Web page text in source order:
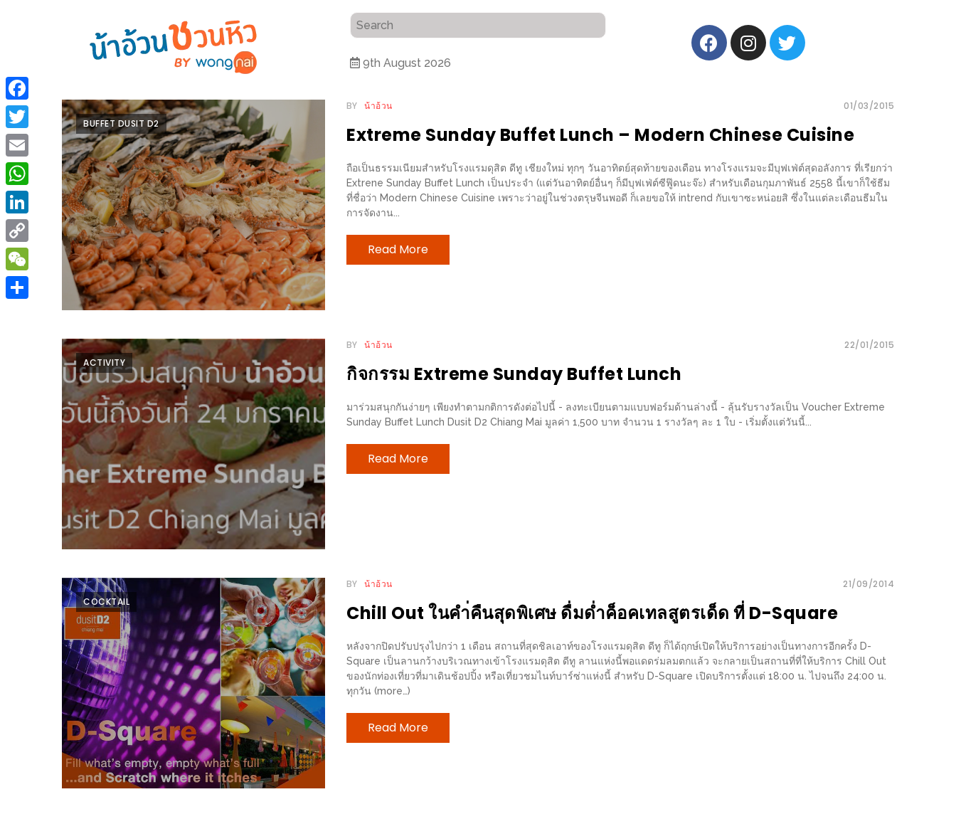
9th August 2026
อาหาร
แนะนำ
เลือก
ร้าน
อาหาร
ที่
ต้องการ
ติดต่อ
น้า
อ้วน
WONGNAI.COM
นโยบาย
ความ
เป็น
ส่วน
ตัว
แสน”
[PR]
อิ่ม
รับ
โชค
ที่
โรงแรม
ศิริ
ปัน
นาฯ
เชียงใหม่
#มา
เดิน
เล่น
กัน
มั้ย
ใน
ฐานะ
อะไร
ก็ได้
…
งาน
ที่
ครบ
ครั้ง
ช้อป
ชิ
ลล์
ชิม
ที่
HIMMA
MARKET
FESTIVAL
BUFFET DUSIT D2
BY น้าอ้วน 01/03/2015
Extreme Sunday Buffet Lunch – Modern Chinese Cuisine
ถือเป็นธรรมเนียมสำหรับโรงแรมดุสิต ดีทู เชียงใหม่ ทุกๆ วันอาทิตย์สุดท้ายของเดือน ทางโรงแรมจะมีบุฟเฟ่ต์สุดอลังการ ที่เรียกว่า
Extrene Sunday Buffet Lunch เป็นประจำ (แต่วันอาทิตย์อื่นๆ ก็มีบุฟเฟ่ต์ซีฟู๊ดนะจ๊ะ) สำหรับเดือนกุมภาพันธ์ 2558 นี้เขาก็ใช้ธีม
ที่ชื่อว่า Modern Chinese Cuisine เพราะว่าอยู่ในช่วงตรุษจีนพอดี ก็เลยขอให้ intrend กับเขาซะหน่อยสิ ซึ่งในแต่ละเดือนธีมใน
การจัดงาน...
Read More
ACTIVITY
BY น้าอ้วน 22/01/2015
กิจกรรม Extreme Sunday Buffet Lunch
มาร่วมสนุกกันง่ายๆ เพียงทำตามกติการดังต่อไปนี้ - ลงทะเบียนตามแบบฟอร์มด้านล่างนี้ - ลุ้นรับรางวัลเป็น Voucher Extreme
Sunday Buffet Lunch Dusit D2 Chiang Mai มูลค่า 1,500 บาท จำนวน 1 รางวัลๆ ละ 1 ใบ - เริ่มตั้งแต่วันนี้...
Read More
COCKTAIL
BY น้าอ้วน 21/09/2014
Chill Out ในคำ่คืนสุดพิเศษ ดื่มด่ำค็อคเทลสูตรเด็ด ที่ D-Square
หลังจากปิดปรับปรุงไปกว่า 1 เดือน สถานที่สุดชิลเอาท์ของโรงแรมดุสิต ดีทู ก็ได้ฤกษ์เปิดให้บริการอย่างเป็นทางการอีกครั้ง D-
Square เป็นลานกว้างบริเวณทางเข้าโรงแรมดุสิต ดีทู ลานแห่งนี้พอแดดร่มลมตกแล้ว จะกลายเป็นสถานที่ที่ให้บริการ Chill Out
ของนักท่องเที่ยวที่มาเดินช้อปปิ้ง หรือเที่ยวชมไนท์บาร์ซ่าแห่งนี้ สำหรับ D-Square เปิดบริการตั้งแต่ 18:00 น.​ ไปจนถึง 24:00 น.
ทุกวัน (more…)
Read More
Facebook
Twitter
Email
WhatsApp
LinkedIn
Copy
Link
WeChat